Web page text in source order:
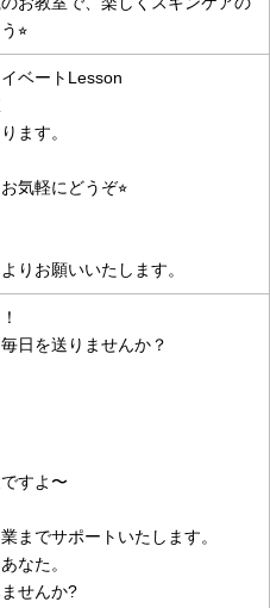
⭐︎
ベートLesson
ます。
気軽にどうぞ⭐︎
りお願いいたします。
日を送りませんか？
すよ〜
までサポートいたします。
なた。
せんか?